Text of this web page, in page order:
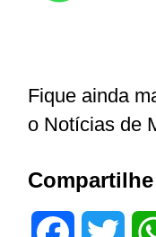
Fique ainda
o Notícias de